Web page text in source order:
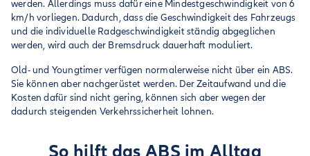
werden. Allerdings muss dafür eine Mindestgeschwindigkeit von 6
km/h vorliegen. Dadurch, dass die Geschwindigkeit des Fahrzeugs
und die individuelle Radgeschwindigkeit ständig abgeglichen
werden, wird auch der Bremsdruck dauerhaft moduliert.
Old- und Youngtimer verfügen normalerweise nicht über ein ABS.
Sie können aber nachgerüstet werden. Der Zeitaufwand und die
Kosten dafür sind nicht gering, können sich aber wegen der
dadurch steigenden Verkehrssicherheit lohnen.